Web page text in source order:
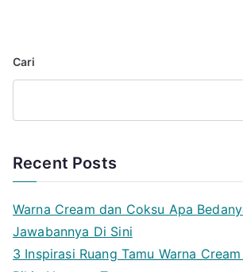
Cari
Recent Posts
Warna Cream dan Coksu Apa
Jawabannya Di Sini
3 Inspirasi Ruang Tamu Warna